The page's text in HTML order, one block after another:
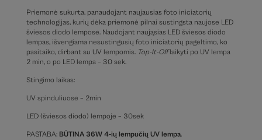
Priemonė sukurta, panaudojant naujausias foto iniciatorių
technologijas, kurių dėka priemonė pilnai sustingsta naujose LED
šviesos diodo lempose. Naudojant naująsias LED šviesos diodo
lempas, išvengiama nesustingusių foto iniciatorių pageltimo, ko
pasitaiko, dirbant su UV lempomis.Top-It-Offlaikyti po UV lempa
2 min, o po LED lempa – 30 sek.
Stingimo laikas:
UV spinduliuose – 2min
LED (šviesos diodo) lempoje – 30sek
PASTABA: BŪTINA 36W 4-ių lempučių UV lempa.